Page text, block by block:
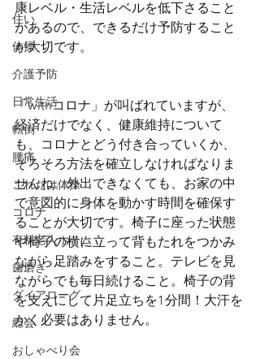
住い
体操
介護予防
日常生活
転倒
腰痛
これだけ体操
コロナ
有料老人ホーム
歯磨き
ダイアローグ
総会
おしゃべり会
康レベル・生活レベルを低下さること
があるので、できるだけ予防すること
が大切です。
「withコロナ」が叫ばれていますが、
経済だけでなく、健康維持について
も、コロナとどう付き合っていくか、
そろそろ方法を確立しなければなりま
せんね。外出できなくても、お家の中
で意図的に身体を動かす時間を確保す
ることが大切です。椅子に座った状態
や椅子の横に立って背もたれをつかみ
ながら足踏みをすること。テレビを見
ながらでも毎日続けること。椅子の背
を支えにして片足立ちを1分間！大汗を
かく必要はありません。